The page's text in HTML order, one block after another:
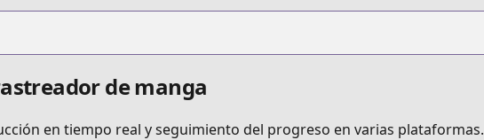
de manga
en tiempo real y seguimiento del progreso en varias plataformas.